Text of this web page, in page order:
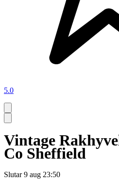
5.0
Vintage
Co Sheffield
Slutar 9 aug 23:50